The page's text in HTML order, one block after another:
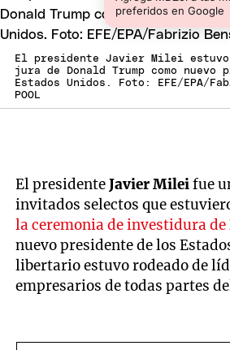
preferidos en Google
El presidente Javier Milei
jura de Donald Trump como nuevo
Estados Unidos. Foto: EFE/EPA/
POOL
El presidenteJavier Mileifue
invitados selectos que
la ceremonia de investidura de
nuevo presidente de los
libertario estuvo rodeado de
empresarios de todas partes